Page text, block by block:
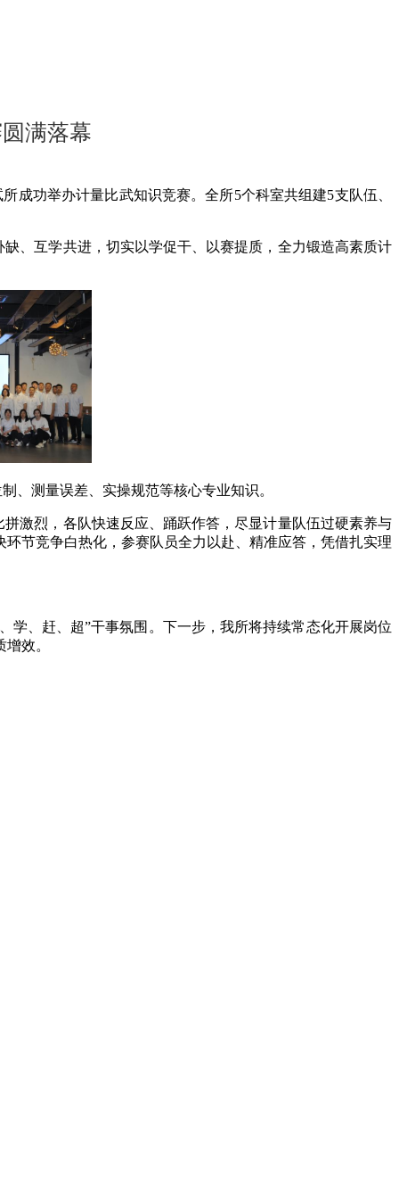
满落幕
成功举办计量比武知识竞赛。全所5个科室共组建5支队伍、
、互学共进，切实以学促干、以赛提质，全力锻造高素质计
、测量误差、实操规范等核心专业知识。
激烈，各队快速反应、踊跃作答，尽显计量队伍过硬素养与
节竞争白热化，参赛队员全力以赴、精准应答，凭借扎实理
学、赶、超”干事氛围。下一步，我所将持续常态化开展岗位
效。